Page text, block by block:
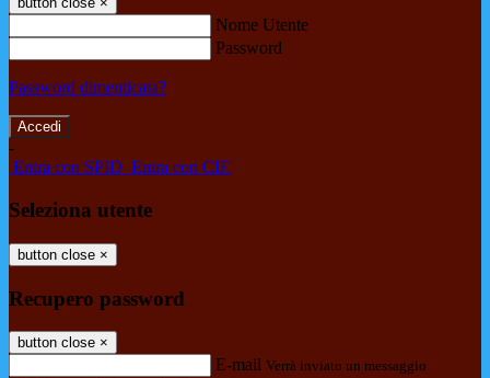
Nome Utente
Password
Password dimenticata?
-
Entra con SPID Entra con CIE
Seleziona utente
button close ×
Recupero password
button close ×
E-mail Verrà inviato un messaggio